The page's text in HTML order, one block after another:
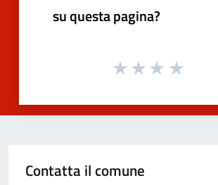
su questa pagina?
Contatta il comune